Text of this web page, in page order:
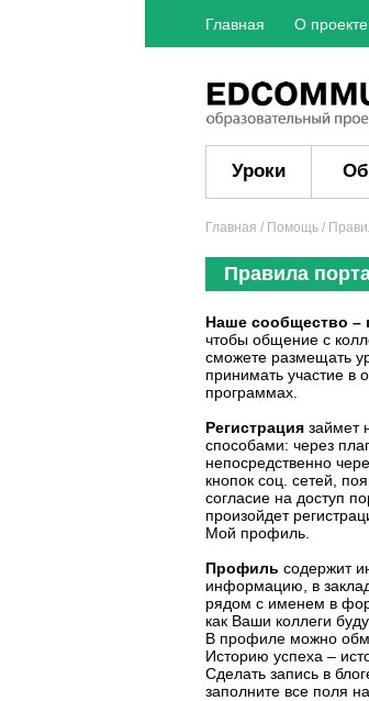
Главная О проекте
Уроки
Главная / Помощь /
Правила
Наше сообщество –
чтобы общение с
сможете размещать
принимать участие в
программах.
Регистрация займет
способами: через
непосредственно
кнопок соц. сетей,
согласие на доступ
произойдет
Мой профиль.
Профиль содержит
информацию, в
рядом с именем в
как Ваши коллеги
В профиле можно
Историю успеха –
Сделать запись в
заполните все поля